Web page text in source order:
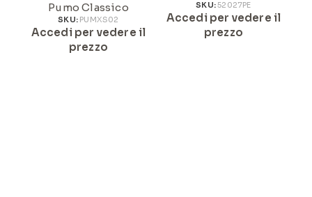
Pumo Classico
SKU: PUMXS02
Accedi per vedere il
prezzo
SKU:52027PE
Accedi per vedere il
prezzo